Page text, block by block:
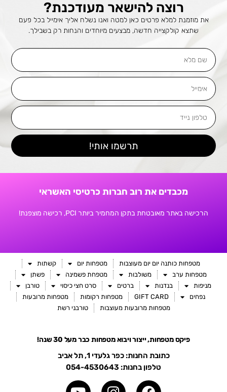
רוצה להישאר מעודכנת?
את מוזמנת למלא פרטים כאן למטה ואנו נשלח אליך אימייל בכל פעם
שתצא קולקצייה חדשה, מבצעים מיוחדים והנחות רק בשבילך.
שם
מלא
אימייל
טלפון
נייד
תרשמו אותי!
מכבדים את רוב חברות כרטיסי האשראי
הרכישה באתר מאובטחת בתקן המחמיר ביותר PCI, רכישה מוצפנת!
מטפחות כותנה יום יום מעוצבות מטפחות יום
קשתות
מטפחות ערב
משולבות מטפחת פשמינה
פשתן
מניפות
בנדנות ברטים סרט חצי כיסוי
טורבן
נפחים
GIFT CARD מטפחות רקומות
מטפחות מרובעות
מטפחות מרובעות מעוצבות
טורבני רשת
פיקס מטפחות, ייצור ויבוא מטפחות כבר מעל 30 שנה!
כתובת החנות: כפר גלעדי 1, תל אביב
טלפון בחנות: 054-4530643